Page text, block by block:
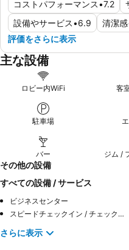
コストパフォーマンス•7.2
設備やサービス•6.9 清潔感
評価をさらに表示
主な設備
ロビー内WiFi 客
駐車場
バー ジム /
その他の設備
すべての設備 / サービス
ビジネスセンター
スピードチェックイン / チェックアウト
さらに表示